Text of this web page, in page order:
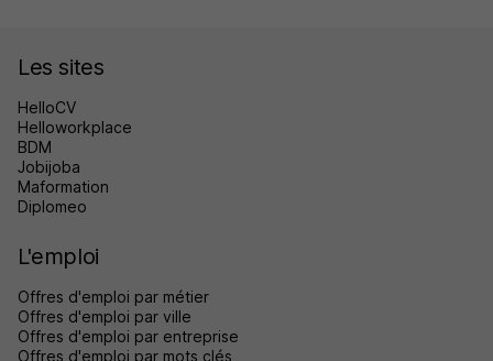
Les sites
HelloCV
Helloworkplace
BDM
Jobijoba
Maformation
Diplomeo
L'emploi
Offres d'emploi par métier
Offres d'emploi par ville
Offres d'emploi par entreprise
Offres d'emploi par mots clés